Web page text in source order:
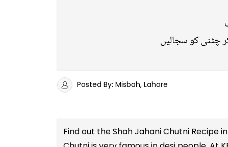
چٹنی کو سجالیں
Posted By: Misbah, Lahore
Find out theShah Jahani Chutni Recipe